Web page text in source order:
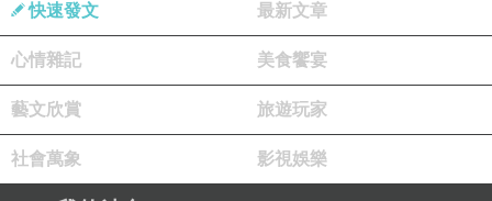
快速發文 最新文章
心情雜記 美食饗宴
藝文欣賞 旅遊玩家
社會萬象 影視娛樂